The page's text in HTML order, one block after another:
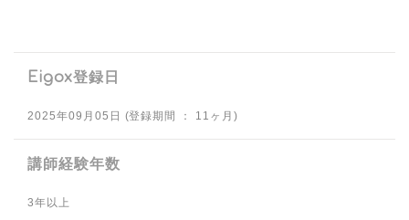
Eigox登録日
2025年09月05日 (登録期間 ： 11ヶ月)
講師経験年数
3年以上